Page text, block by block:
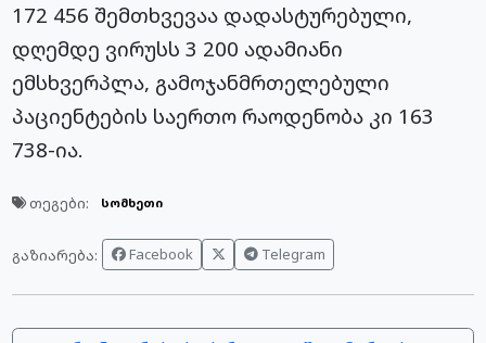
172 456 შემთხვევაა დადასტურებული,
დღემდე ვირუსს 3 200 ადამიანი
ემსხვერპლა, გამოჯანმრთელებული
პაციენტების საერთო რაოდენობა კი 163
738-ია.
თეგები: სომხეთი
გაზიარება: Facebook Telegram